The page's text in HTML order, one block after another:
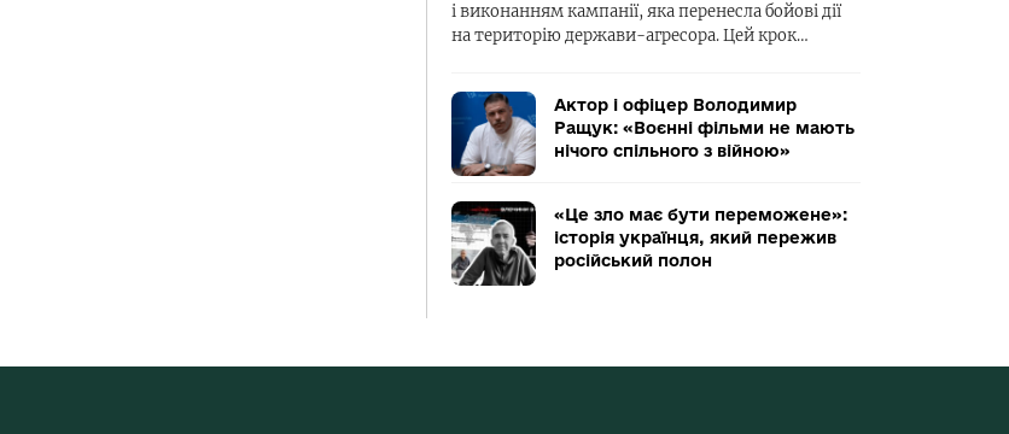
і виконанням кампанії, яка перенесла бойові дії
на територію держави-агресора. Цей крок…
Актор і офіцер Володимир
Ращук: «Воєнні фільми не мають
нічого спільного з війною»
«Це зло має бути переможене»:
історія українця, який пережив
російський полон